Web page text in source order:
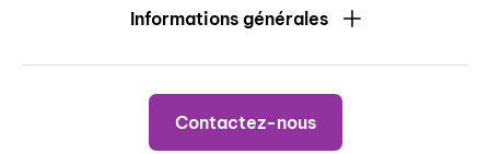
Informations générales
Contactez-nous